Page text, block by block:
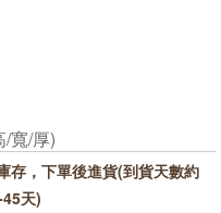
/寬/厚)
存，下單後進貨(到貨天數約
天)